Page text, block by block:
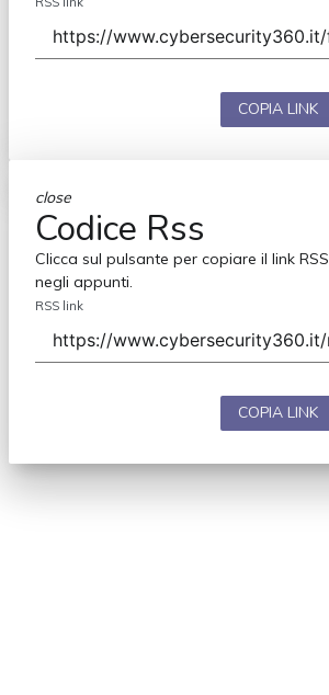
COPIA LINK
close
Codice Rss
Clicca sul pulsante per copiare il link RSS
negli appunti.
RSS link
COPIA LINK